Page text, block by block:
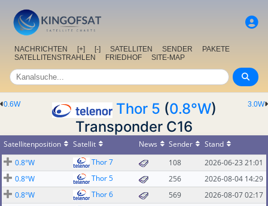
NACHRICHTEN [+] [-] SATELLITEN SENDER
PAKETE
SATELLITENSTRAHLEN
FRIEDHOF SITE-MAP
3.0W
0.6W Thor 5 (0.8°W)
Transponder C16
Satellitenposition Satellit News Sender
Stand
0.8°W
Thor 7 108
2026-06-23 21:01
0.8°W
Thor 5 256
2026-08-04 14:29
0.8°W
Thor 6 569
2026-08-07 02:17